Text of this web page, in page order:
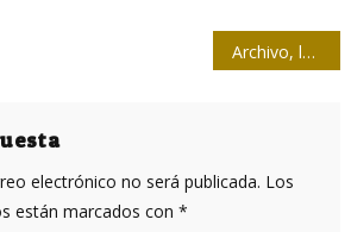
Archivo, luego existo, máxima global en Abu Dhabi
electrónico no será publicada. Los
están marcados con *